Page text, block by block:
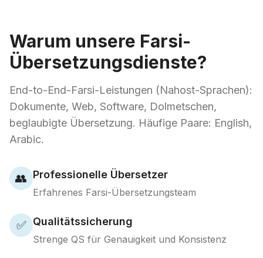
Warum unsere Farsi-
Übersetzungsdienste?
End-to-End-Farsi-Leistungen (Nahost-Sprachen):
Dokumente, Web, Software, Dolmetschen,
beglaubigte Übersetzung. Häufige Paare: English,
Arabic.
👥 Professionelle Übersetzer
Erfahrenes Farsi-Übersetzungsteam
✅ Qualitätssicherung
Strenge QS für Genauigkeit und Konsistenz